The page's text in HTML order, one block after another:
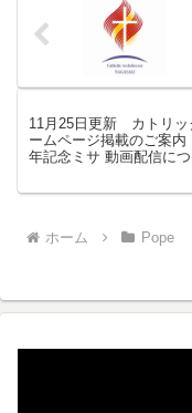
11月25日更新 カトリッ
ームページ掲載のご案内
年記念ミサ 動画配信につ
ホーム Pope